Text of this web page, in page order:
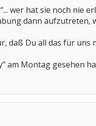
wer hat sie noch nie
dann aufzutreten,
daß Du all das für uns
am Montag gesehen